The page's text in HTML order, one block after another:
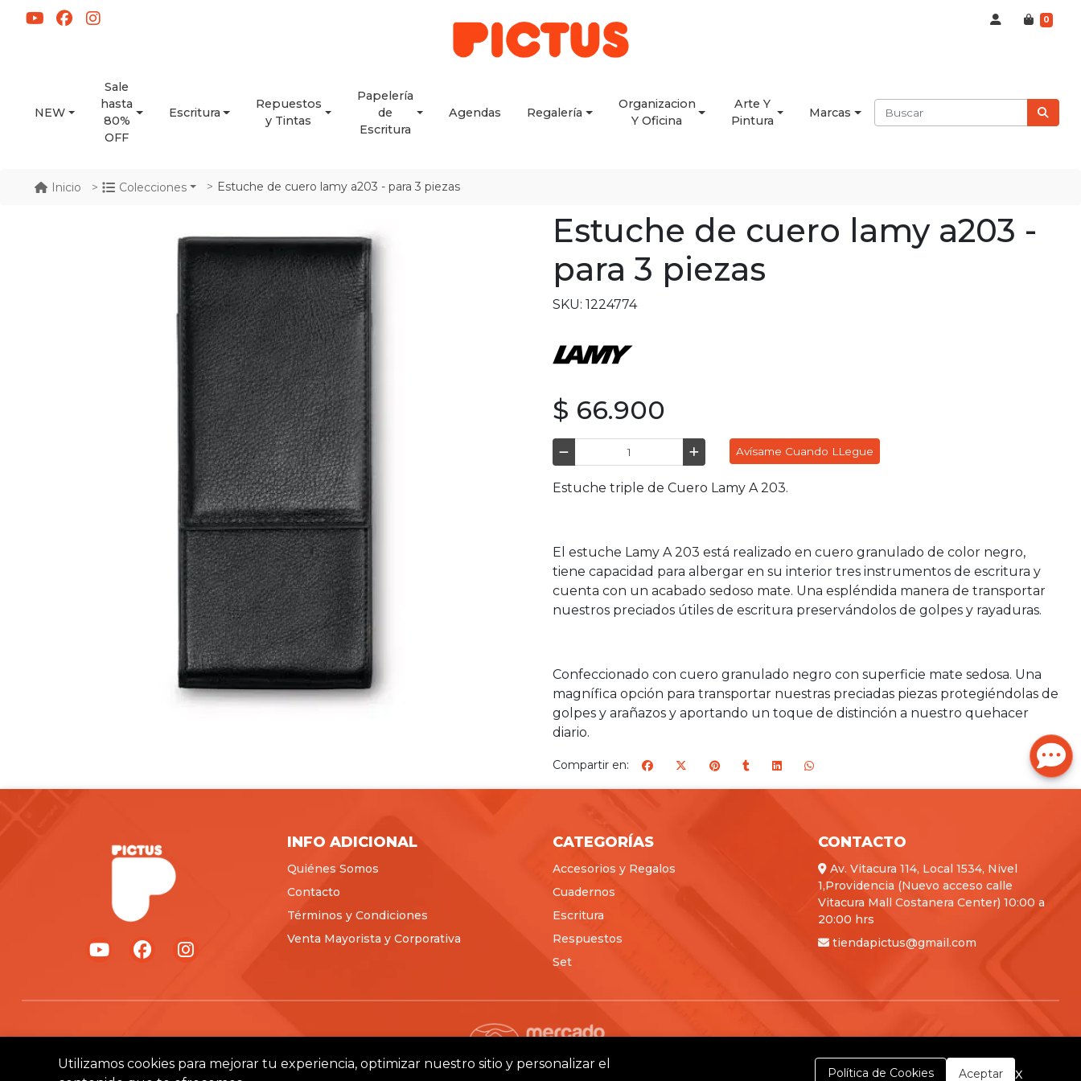
0
NEW
Sale
hasta
80%
OFF
Escritura
Repuestos
y Tintas
Papelería
de
Escritura
Agendas Regalería
Organizacion
Y Oficina
Arte Y
Pintura
Marcas
Inicio Colecciones Estuche de cuero lamy a203 - para 3 piezas
Estuche de cuero lamy a203 -
para 3 piezas
SKU: 1224774
$ 66.900
Avísame Cuando LLegue
Estuche triple de Cuero Lamy A 203.
El estuche Lamy A 203 está realizado en cuero granulado de color negro,
tiene capacidad para albergar en su interior tres instrumentos de escritura y
cuenta con un acabado sedoso mate. Una espléndida manera de transportar
nuestros preciados útiles de escritura preservándolos de golpes y rayaduras.
Confeccionado con cuero granulado negro con superficie mate sedosa. Una
magnífica opción para transportar nuestras preciadas piezas protegiéndolas de
golpes y arañazos y aportando un toque de distinción a nuestro quehacer
diario.
Compartir en:
INFO ADICIONAL
Quiénes Somos
Contacto
Términos y Condiciones
Venta Mayorista y Corporativa
CATEGORÍAS
Accesorios y Regalos
Cuadernos
Escritura
Respuestos
Set
CONTACTO
Av. Vitacura 114, Local 1534, Nivel
1,Providencia (Nuevo acceso calle
Vitacura Mall Costanera Center) 10:00 a
20:00 hrs
tiendapictus@gmail.com
Utilizamos cookies para mejorar tu experiencia, optimizar nuestro sitio y personalizar el
Política de Cookies Aceptar x